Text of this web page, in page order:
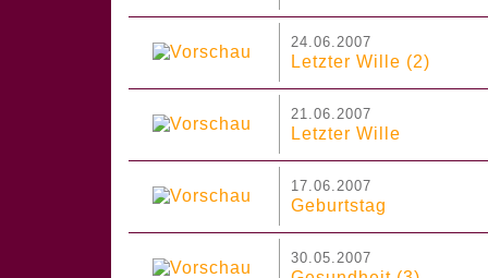
24.06.2007
Letzter Wille (2)
21.06.2007
Letzter Wille
17.06.2007
Geburtstag
30.05.2007